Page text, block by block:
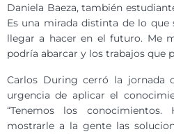
Daniela Baeza, también
Es una mirada distinta de lo que
llegar a hacer en el futuro. Me
podría abarcar y los trabajos que
Carlos During cerró la jornada
urgencia de aplicar el
“Tenemos los
mostrarle a la gente las